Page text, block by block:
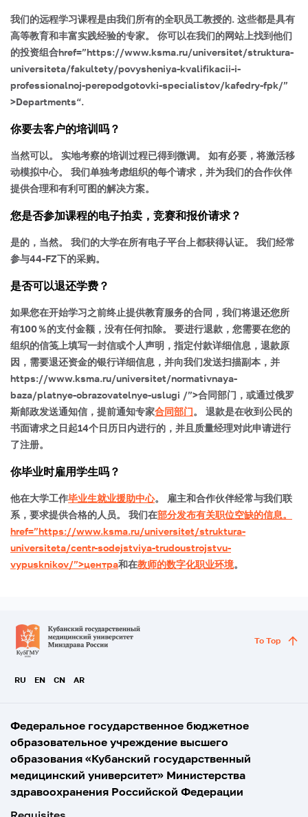
我们的远程学习课程是由我们所有的全职员工教授的. 这些都是具有
高等教育和丰富实践经验的专家。 你可以在我们的网站上找到他们
的投资组合href=”https://www.ksma.ru/universitet/struktura-
universiteta/fakultety/povysheniya-kvalifikacii-i-
professionalnoj-perepodgotovki-specialistov/kafedry-fpk/”
>Departments“.
你要去客户的培训吗？
当然可以。 实地考察的培训过程已得到微调。 如有必要，将激活移
动模拟中心。 我们单独考虑组织的每个请求，并为我们的合作伙伴
提供合理和有利可图的解决方案。
您是否参加课程的电子拍卖，竞赛和报价请求？
是的，当然。 我们的大学在所有电子平台上都获得认证。 我们经常
参与44-FZ下的采购。
是否可以退还学费？
如果您在开始学习之前终止提供教育服务的合同，我们将退还您所
有100％的支付金额，没有任何扣除。 要进行退款，您需要在您的
组织的信笺上填写一封信或个人声明，指定付款详细信息，退款原
因，需要退还资金的银行详细信息，并向我们发送扫描副本，并
https://www.ksma.ru/universitet/normativnaya-
baza/platnye-obrazovatelnye-uslugi /”>合同部门，或通过俄罗
斯邮政发送通知信，提前通知专家合同部门。 退款是在收到公民的
书面请求之日起14个日历日内进行的，并且质量经理对此申请进行
了注册。
你毕业时雇用学生吗？
他在大学工作毕业生就业援助中心。 雇主和合作伙伴经常与我们联
系，要求提供合格的人员。 我们在部分发布有关职位空缺的信息。
href=”https://www.ksma.ru/universitet/struktura-
universiteta/centr-sodejstviya-trudoustrojstvu-
vypusknikov/”>центра和在教师的数字化职业环境。
RU EN CN AR
To Top
Федеральное государственное бюджетное
образовательное учреждение высшего
образования «Кубанский государственный
медицинский университет» Министерства
здравоохранения Российской Федерации